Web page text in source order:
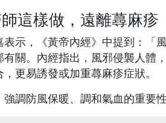
這樣做，遠離蕁麻疹
表示，《黃帝內經》中提到：「
有關。內經指出，風邪侵襲人體
更易誘發或加重蕁麻疹症狀。
強調防風保暖、調和氣血的重